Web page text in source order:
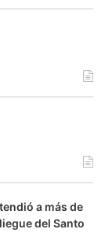
a más de
del Santo